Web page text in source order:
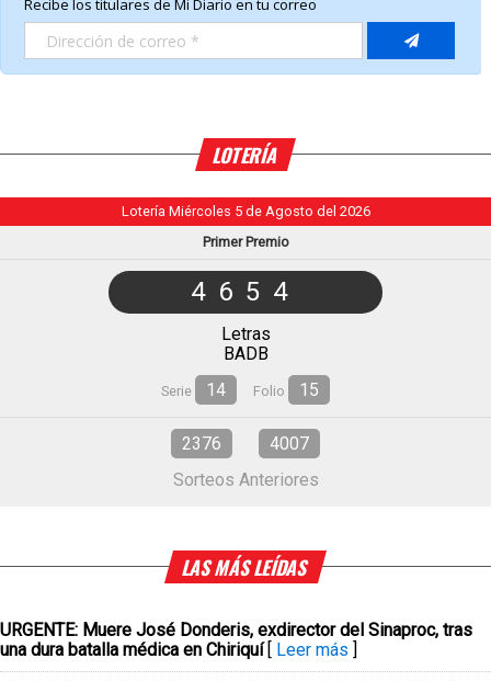
LOTERÍA
Lotería Miércoles 5 de Agosto del 2026
Primer Premio
4654
Letras
BADB
Serie 14 Folio 15
2376
4007
Sorteos Anteriores
LAS MÁS LEÍDAS
URGENTE: Muere José Donderis, exdirector del Sinaproc, tras
una dura batalla médica en Chiriquí [ Leer más ]